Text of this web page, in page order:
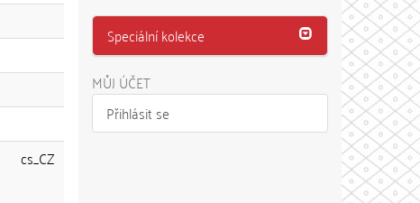
cs_CZ
Speciální kolekce
MŮJ ÚČET
Přihlásit se